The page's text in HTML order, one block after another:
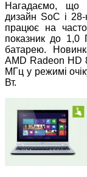
Нагадаємо, що
дизайн SoC і
працює на
показник до
батарею.
AMD Radeon HD
МГц у режимі
Вт.